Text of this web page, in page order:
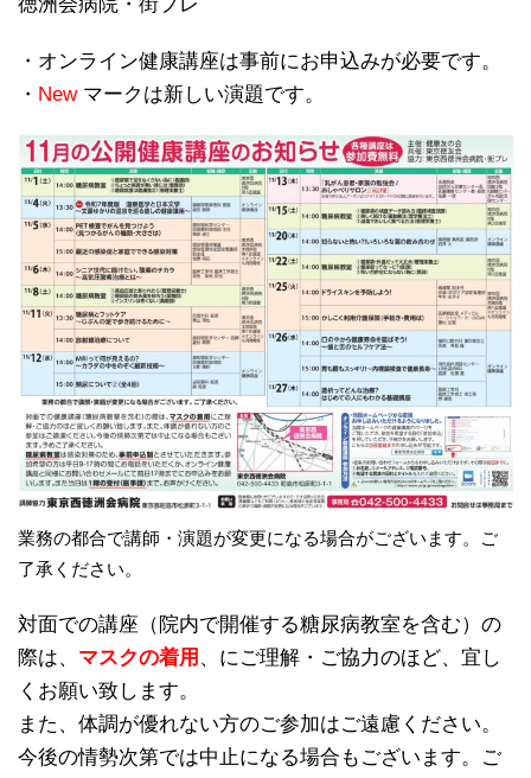
・オンライン健康講座は事前にお申込みが必要です。
・ Newマークは新しい演題です。
業務の都合で講師・演題が変更になる場合がございます。ご
了承ください。
対面での講座（院内で開催する糖尿病教室を含む）の
際は、 マスクの着用 、にご理解・ご協力のほど、宜し
くお願い致します。
また、体調が優れない方のご参加はご遠慮ください。
今後の情勢次第では中止になる場合もございます。ご